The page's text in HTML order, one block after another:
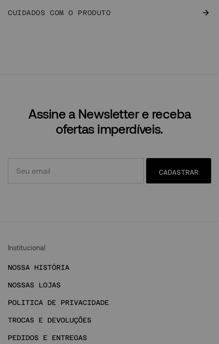
CUIDADOS COM O PRODUTO
Assine a Newsletter e receba
ofertas imperdíveis.
CADASTRAR
Institucional
NOSSA HISTÓRIA
NOSSAS LOJAS
POLITICA DE PRIVACIDADE
TROCAS E DEVOLUÇÕES
PEDIDOS E ENTREGAS